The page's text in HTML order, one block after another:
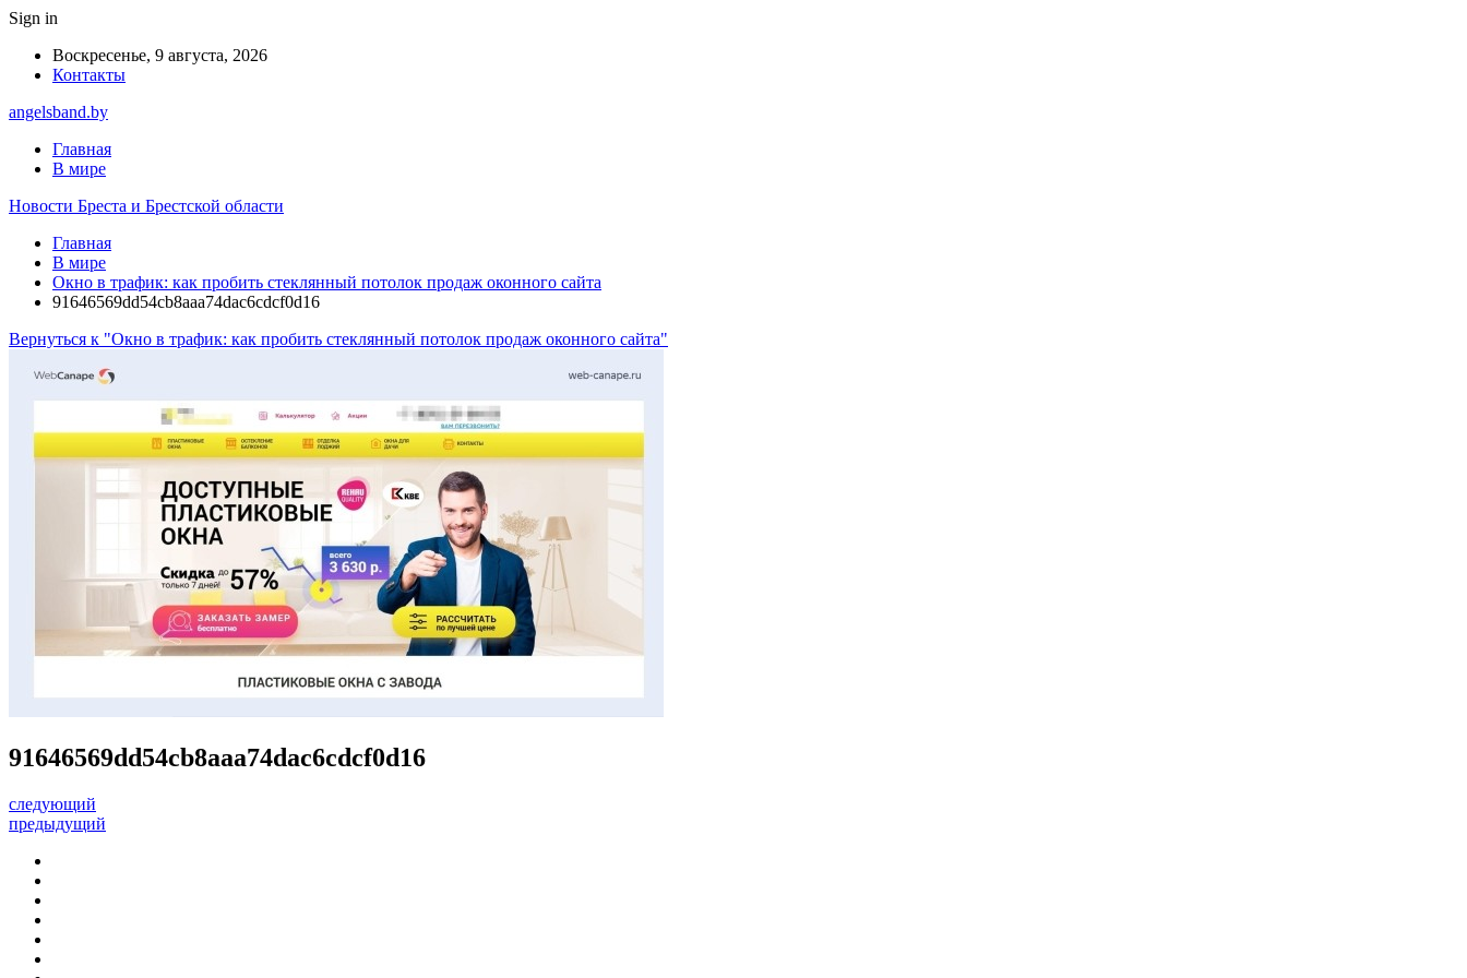
Sign in
Воскресенье, 9 августа, 2026
Контакты
angelsband.by
Главная
В мире
Новости Бреста и Брестской области
Главная
В мире
Окно в трафик: как пробить стеклянный потолок продаж оконного сайта
91646569dd54cb8aaa74dac6cdcf0d16
Вернуться к "Окно в трафик: как пробить стеклянный потолок продаж оконного сайта"
91646569dd54cb8aaa74dac6cdcf0d16
следующий
предыдущий